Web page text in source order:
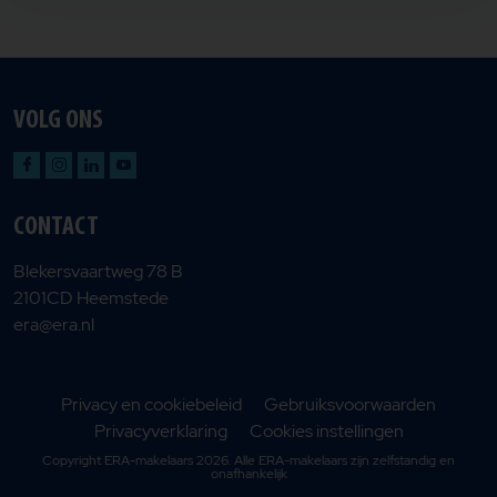
VOLG ONS
CONTACT
Blekersvaartweg 78 B
2101CD Heemstede
era@era.nl
Privacy en cookiebeleid
Gebruiksvoorwaarden
Privacyverklaring
Cookies instellingen
Copyright ERA-makelaars 2026. Alle ERA-makelaars zijn zelfstandig en
onafhankelijk